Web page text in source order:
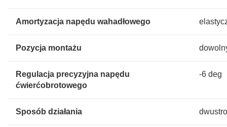
Amortyzacja napędu wahadłowego
Pozycja montażu
Regulacja precyzyjna napędu
ćwierćobrotowego
-6 deg
Sposób działania